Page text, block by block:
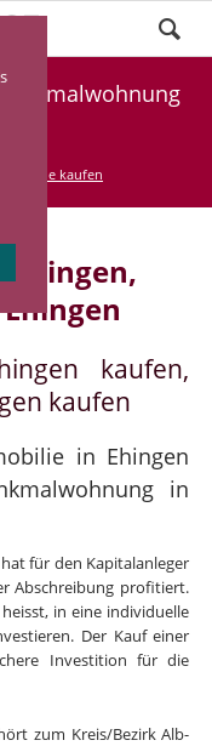
kaufen
Ehingen,
kaufen,
kaufen
in Ehingen
in
für den Kapitalanleger
Abschreibung profitiert.
in eine individuelle
Der Kauf einer
Investition für die
zum Kreis/Bezirk Alb-